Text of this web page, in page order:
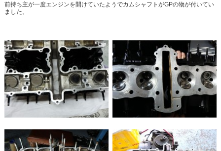
前持ち主が一度エンジンを開けていたようでカムシャフトがGPの物が付いてい
ました。